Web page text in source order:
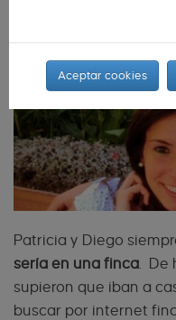
Patricia y Diego
sería en una finca .
supieron que iban a
buscar por internet
Aceptar cookies